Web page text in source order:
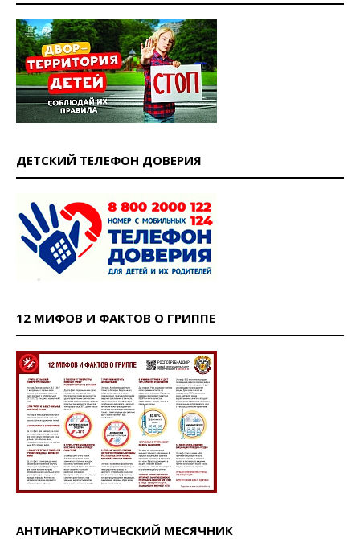
ДЕТСКИЙ ТЕЛЕФОН ДОВЕРИЯ
12 МИФОВ И ФАКТОВ О ГРИППЕ
АНТИНАРКОТИЧЕСКИЙ МЕСЯЧНИК